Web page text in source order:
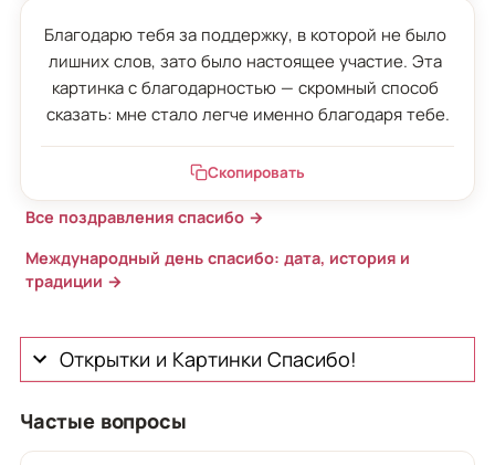
Благодарю тебя за поддержку, в которой не было
лишних слов, зато было настоящее участие. Эта
картинка с благодарностью — скромный способ
сказать: мне стало легче именно благодаря тебе.
Скопировать
Все поздравления спасибо →
Международный день спасибо: дата, история и
традиции →
Открытки и Картинки Спасибо!
Частые вопросы